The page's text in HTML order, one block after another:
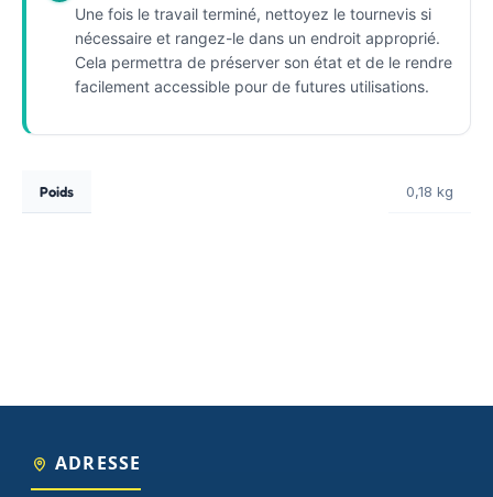
Une fois le travail terminé, nettoyez le tournevis si
nécessaire et rangez-le dans un endroit approprié.
Cela permettra de préserver son état et de le rendre
facilement accessible pour de futures utilisations.
Poids 0,18 kg
ADRESSE